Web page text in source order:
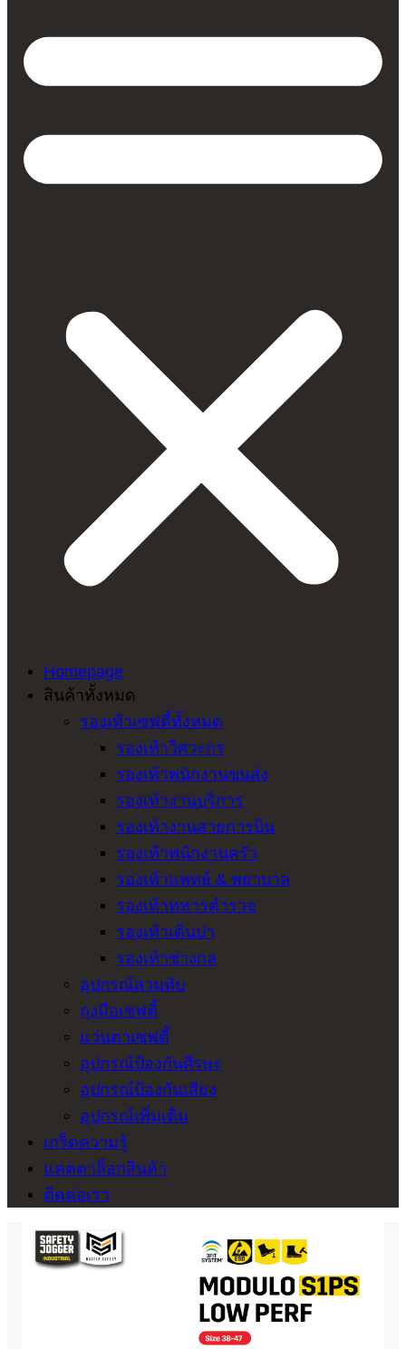
Homepage
สินค้าทั้งหมด
รองเท้าเซฟตี้ทั้งหมด
รองเท้าวิศวะกร
รองเท้าพนักงานขนส่ง
รองเท้างานบริการ
รองเท้างานสายการบิน
รองเท้าพนักงานครัว
รองเท้าแพทย์ & พยาบาล
รองเท้าทหารตำรวจ
รองเท้าเดินป่า
รองเท้าช่างกล
อุปกรณ์สวมทับ
ถุงมือเซฟตี้
แว่นตาเซฟตี้
อุปกรณ์ป้องกันศีรษะ
อุปกรณ์ป้องกันเสียง
อุปกรณ์เพิ่มเติม
เกร็ดความรู้
แคตตาล็อกสินค้า
ติดต่อเรา